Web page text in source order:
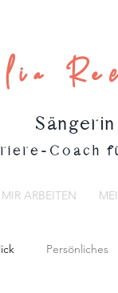
Sängerin
Coach
Persönliches
ARBEITEN